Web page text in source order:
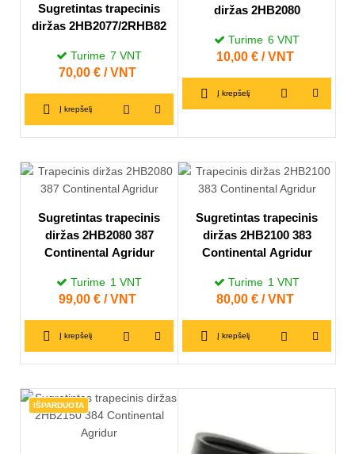
Sugretintas trapecinis
diržas 2HB2077/2RHB82
Turime 7 VNT
Kaina
70,00 € / VNT
Į krepšelį
diržas 2HB2080
Turime 6 VNT
Kaina
10,00 € / VNT
Į krepšelį
Sugretintas trapecinis
diržas 2HB2080 387
Continental Agridur
Turime 1 VNT
Kaina
99,00 € / VNT
Į krepšelį
Sugretintas trapecinis
diržas 2HB2100 383
Continental Agridur
Turime 1 VNT
Kaina
80,00 € / VNT
Į krepšelį
IŠPARDUOTA